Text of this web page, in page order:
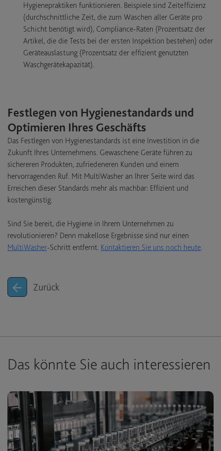
Hygienepraktiken funktionieren. Beispiele sind Zeiteffizienz
(durchschnittliche Zeit, die zum Waschen aller Geräte pro
Schicht benötigt wird), Compliance-Raten (Prozentsatz der
Artikel, die die Tests bei der ersten Inspektion bestehen) oder
Geräteauslastung (Prozentsatz der effizient genutzten
Waschgerätekapazität).
Festlegen von Hygienestandards und
Optimieren Ihres Geschäfts
Das Festlegen von Hygienestandards ist eine Investition in die
Zukunft Ihres Unternehmens. Gewaschene Geräte führen zu
sichereren Produkten, zufriedeneren Kunden und einem
hervorragenden Ruf. Mit MultiWasher an Ihrer Seite wird das
Erreichen dieser Standards mehr als machbar: Effizient und
kostengünstig.
Sind Sie bereit, die Hygiene in Ihrem Unternehmen zu
revolutionieren? Denn makellose Ergebnisse sind nur einen
MultiWasher-Schritt entfernt. Kontaktieren Sie uns noch heute.
Zurück
Das könnte Sie auch interessieren